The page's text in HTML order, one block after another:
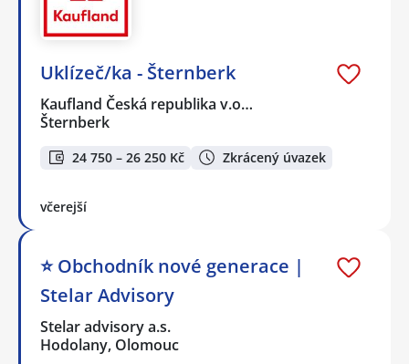
Uklízeč/ka - Šternberk
Kaufland Česká republika v.o…
Šternberk
24 750 – 26 250 Kč Zkrácený úvazek
včerejší
⭐️ Obchodník nové generace |
Stelar Advisory
Stelar advisory a.s.
Hodolany, Olomouc